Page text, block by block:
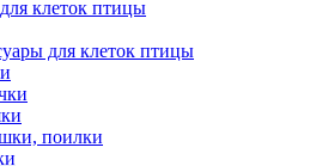
клеток птицы
для клеток птицы
поилки